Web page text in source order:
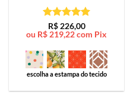
Avaliação5
de 5
R$226,00
ou R$219,22com Pix
escolha a estampa do tecido